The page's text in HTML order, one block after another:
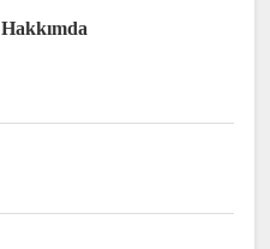
Hakkımda